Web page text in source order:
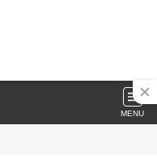
MENU